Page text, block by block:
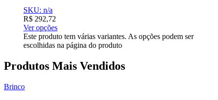
SKU: n/a
R$ 292,72
Ver opções
Este produto tem várias variantes. As opções podem ser
escolhidas na página do produto
Produtos Mais Vendidos
Brinco